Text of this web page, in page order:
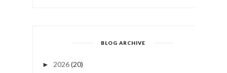
BLOG ARCHIVE
► 2026(20)